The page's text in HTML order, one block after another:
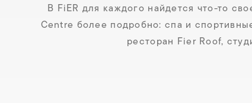
В FiER для каждого найдется что-то
Centre более подробно: спа и
ресторан Fier Roof,